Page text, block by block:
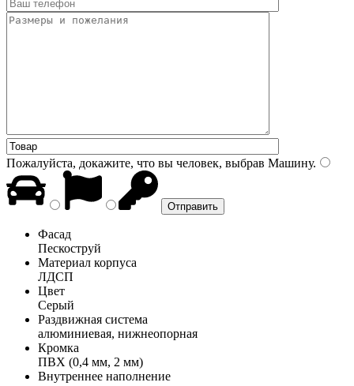
Пожалуйста, докажите, что вы человек, выбрав Машину.
Фасад
Пескоструй
Материал корпуса
ЛДСП
Цвет
Серый
Раздвижная система
алюминиевая, нижнеопорная
Кромка
ПВХ (0,4 мм, 2 мм)
Внутреннее наполнение